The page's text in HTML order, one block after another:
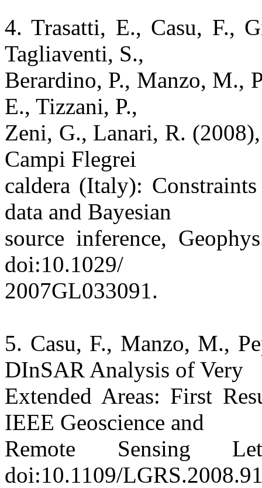
4. Trasatti, E., Casu, F.,
Tagliaventi, S.,
Berardino, P., Manzo, M.,
E., Tizzani, P.,
Zeni, G., Lanari, R.
Campi Flegrei
caldera (Italy):
data and Bayesian
source inference,
doi:10.1029/
2007GL033091.
5. Casu, F., Manzo, M.,
DInSAR Analysis of Very
Extended Areas: First
IEEE Geoscience and
Remote
doi:10.1109/